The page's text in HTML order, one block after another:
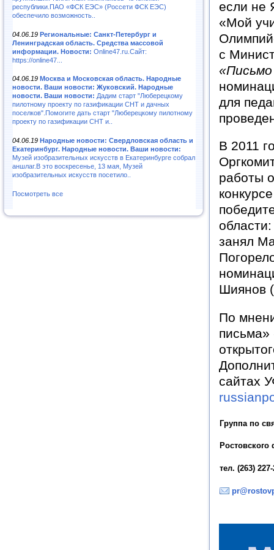
республики.ПАО «ФСК ЕЭС» (Россети ФСК ЕЭС)
обеспечило возможность..
04.06.19 Региональные: Санкт-Петербург и
Ленинградская область. Средства массовой
информации. Новости: Online47.ru.Сайт:
https://online47...
04.06.19 Москва и Московская область. Народные
новости. Ваши новости: Жуковский. Народные
новости. Ваши новости: Дадим старт "Люберецкому
пилотному проекту по газификации СНТ и дачных
поселков".Помогите дать старт "Люберецкому пилотному
проекту по газификации СНТ и..
04.06.19 Народные новости: Свердловская область и
Екатеринбург. Народные новости. Ваши новости:
Музей изобразительных искусств в Екатеринбурге собрал
аншлаг.В это воскресенье, 13 мая, Музей
изобразительных искусств посетило..
Посмотреть все
если не
«Мой
с
«Письмо
для
В 2011
работы
занял
Шиянов
По
письма»
сайтах
Группа по
тел. (263)